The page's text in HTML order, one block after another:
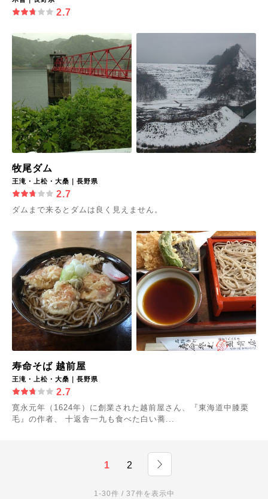
2.7
牧尾ダム
王滝・上松・大桑｜長野県
2.7
ダムまで来るとダムは良く見えません。
寿命そば 越前屋
王滝・上松・大桑｜長野県
2.7
寛永元年（1624年）に創業された越前屋さん、『東海道中膝栗
毛』の作者、 十返舎一九も食べた白い蕎...
1 2
1-30件 / 37件を表示中